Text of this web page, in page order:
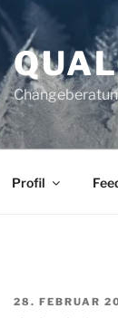
Profil
AM
28. FEBRUAR